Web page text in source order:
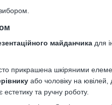
майданчика для
прикрашена шкіряними
або чоловіку на ювілей,
та ручну роботу.